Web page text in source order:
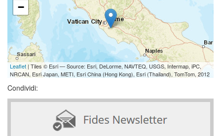
−
Leaflet | Tiles © Esri — Source: Esri, DeLorme, NAVTEQ, USGS, Intermap, iPC,
NRCAN, Esri Japan, METI, Esri China (Hong Kong), Esri (Thailand), TomTom, 2012
Condividi: